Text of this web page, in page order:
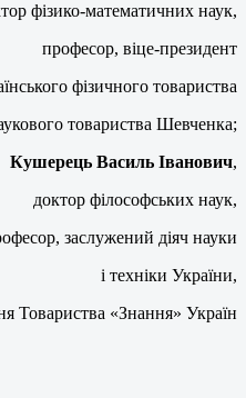
фізико-математичних наук,
професор, віце-президент
фізичного товариства
товариства Шевченка;
Кушерець Василь Іванович,
доктор філософських наук,
заслужений діяч науки
і техніки України,
Товариства «Знання» Україн